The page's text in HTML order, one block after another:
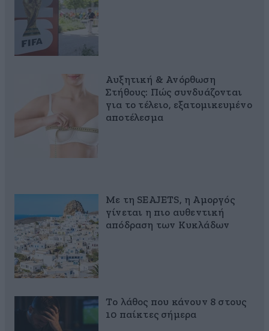
Αυξητική & Ανόρθωση
Στήθους: Πώς συνδυάζονται
για το τέλειο, εξατομικευμένο
αποτέλεσμα
Με τη SEAJETS, η Αμοργός
γίνεται η πιο αυθεντική
απόδραση των Κυκλάδων
Το λάθος που κάνουν 8 στους
10 παίκτες σήμερα